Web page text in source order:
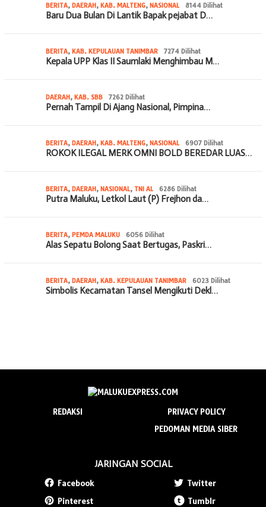
BERITA, DAERAH, KAB. MALTENG, NASIONAL 8144 Dilihat
Baru Dua Bulan Di Lantik Bapak pejabat D…
BERITA, KAB. KEPULAUAN TANIMBAR 7274 Dilihat
Kepala UPP Klas II Saumlaki Menghimbau M…
DAERAH, KAB. SBB 7262 Dilihat
Pernah Tampil Di Ajang Nasional, Pimpina…
BERITA, DAERAH, KAB. MALTENG, NASIONAL 6907 Dilihat
ROKOK ILEGAL MERK OMNI BOLD BEREDAR LUAS…
BERITA, DAERAH, NASIONAL, TNI AL 6286 Dilihat
Putra Maluku, Letkol Laut (P) Frejhon da…
BERITA, PEMDA MALUKU 6056 Dilihat
Alas Sepatu Bolong Saat Bertugas, Paskri…
BERITA, DAERAH, KAB. KEPULAUAN TANIMBAR 6023 Dilihat
Simbolis Kecamatan Tansel Mengikuti Dekl…
REDAKSI
PRIVACY POLICY
PEDOMAN MEDIA SIBER
JARINGAN SOCIAL
Facebook
Twitter
Pinterest
Tumblr